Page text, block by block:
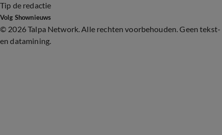
Tip de redactie
Volg Shownieuws
© 2026 Talpa Network. Alle rechten voorbehouden. Geen tekst-
en datamining.